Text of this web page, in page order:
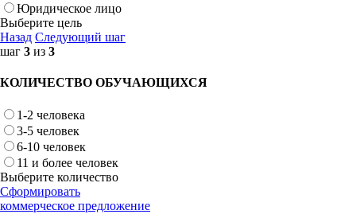
Юридическое лицо
Выберите цель
Назад Следующий шаг
шаг 3 из 3
КОЛИЧЕСТВО ОБУЧАЮЩИХСЯ
1-2 человека
3-5 человек
6-10 человек
11 и более человек
Выберите количество
Сформировать
коммерческое предложение